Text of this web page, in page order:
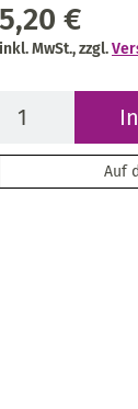
5,20 €
inkl. MwSt., zzgl.
Auf